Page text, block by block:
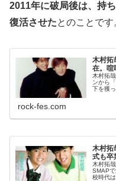
2011年に破局後は、持
復活させたとのことです
木村拓
在。喧
木村拓
ンから
下を獲
rock-fes.com
木村拓
式も卒
木村拓
SMAP
校時代